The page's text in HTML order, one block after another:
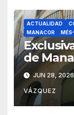
ACTUALIDAD
MANACOR
de
ERC y
Mallorca
JUN 28, 2026
VÁZQUEZ